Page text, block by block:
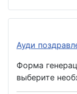
Ауди
Форма
выберите